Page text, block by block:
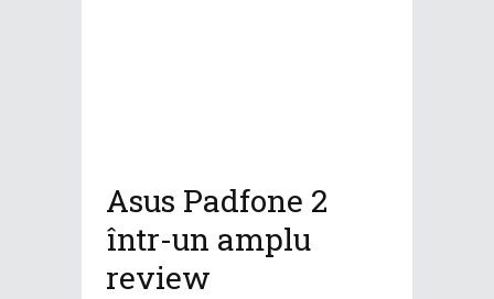
Asus Padfone 2
într-un amplu
review